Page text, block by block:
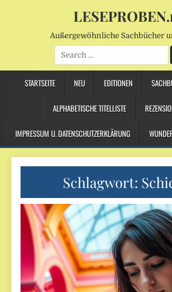
Außergewöhnliche Sachbücher
Search
for:
STARTSEITE NEU EDITIONEN
ALPHABETISCHE TITELLISTE
IMPRESSUM U. DATENSCHUTZERKLÄRUNG
Schlagwort: